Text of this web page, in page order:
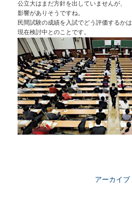
公立大はまだ方針を出していませんが、
影響がありそうですね。
民間試験の成績を入試でどう評価するかは
現在検討中とのことです。
アーカイブ